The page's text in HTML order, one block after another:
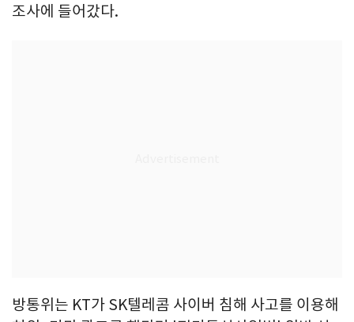
조사에 들어갔다.
방통위는 KT가 SK텔레콤 사이버 침해 사고를 이용해